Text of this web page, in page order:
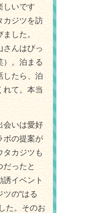
しいです
カジツを訪
ました。
さんはびっ
）。泊まる
したら、泊
れて。本当
会いは愛好
ボの提案が
タカジツも
だったと
誘イベント
ツの“はる
た。そのお